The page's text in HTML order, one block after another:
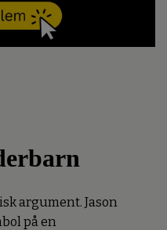
argument. Jason
på en